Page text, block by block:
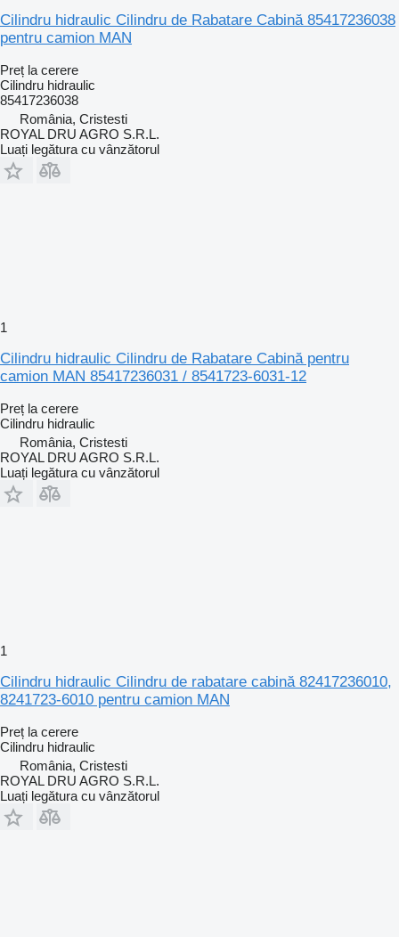
Cilindru hidraulic Cilindru de Rabatare Cabină 85417236038
pentru camion MAN
Preț la cerere
Cilindru hidraulic
85417236038
România, Cristesti
ROYAL DRU AGRO S.R.L.
Luați legătura cu vânzătorul
1
Cilindru hidraulic Cilindru de Rabatare Cabină pentru
camion MAN 85417236031 / 8541723-6031-12
Preț la cerere
Cilindru hidraulic
România, Cristesti
ROYAL DRU AGRO S.R.L.
Luați legătura cu vânzătorul
1
Cilindru hidraulic Cilindru de rabatare cabină 82417236010,
8241723-6010 pentru camion MAN
Preț la cerere
Cilindru hidraulic
România, Cristesti
ROYAL DRU AGRO S.R.L.
Luați legătura cu vânzătorul